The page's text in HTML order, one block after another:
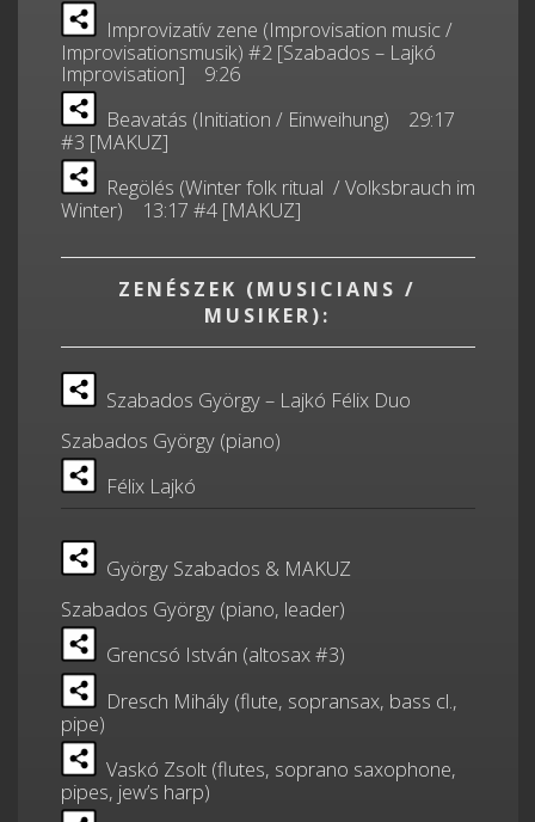
Improvizatív zene (Improvisation music /
Improvisationsmusik) #2 [Szabados – Lajkó
Improvisation] 9:26
Beavatás (Initiation / Einweihung) 29:17
#3 [MAKUZ]
Regölés (Winter folk ritual / Volksbrauch im
Winter) 13:17 #4 [MAKUZ]
ZENÉSZEK (MUSICIANS /
MUSIKER):
Szabados György – Lajkó Félix Duo
Szabados György (piano)
Félix Lajkó
György Szabados & MAKUZ
Szabados György (piano, leader)
Grencsó István (altosax #3)
Dresch Mihály (flute, sopransax, bass cl.,
pipe)
Vaskó Zsolt (flutes, soprano saxophone,
pipes, jew’s harp)